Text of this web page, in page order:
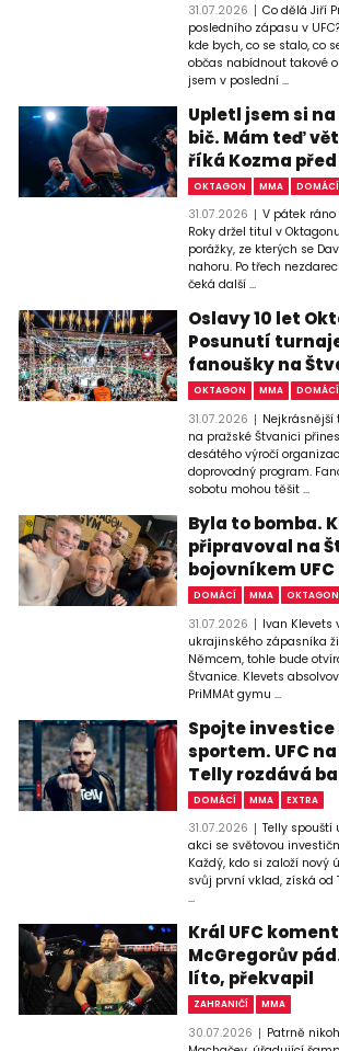
31.07.2026
Co dělá Jiří
posledního zápasu v
kde bych, co se stalo, co
občas nabídnout takové
jsem v poslední ...
Upletl jsem si
bič. Mám teď
říká Kozma
OKTAGON MMA DOMÁCÍ
31.07.2026
V pátek
Roky držel titul v
porážky, ze kterých se
nahoru. Po třech
čeká další ...
Oslavy 10 let
Posunutí
fanoušky na
OKTAGON MMA DOMÁCÍ
31.07.2026
Nejkrásnější
na pražské Štvanici
desátého výročí
doprovodný program.
sobotu mohou těšit ...
Byla to bomba.
připravoval na
bojovníkem UFC
DOMÁCÍ MMA OKTAGON
31.07.2026
Ivan Klevets
ukrajinského zápasníka
Němcem, tohle bude
Štvanice. Klevets
PriMMAt gymu ...
Spojte investice
sportem. UFC
Telly rozdává
DOMÁCÍ MMA EXTRA
31.07.2026
Telly spouští
akci se světovou
Každý, kdo si založí nový
svůj první vklad, získá od
...
Král UFC
McGregorův
líto, překvapil
ZAHRANIČÍ MMA
30.07.2026
Patrně